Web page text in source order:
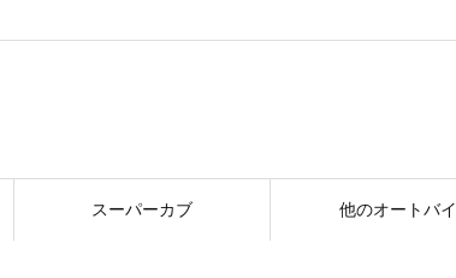
スーパーカブ 他のオートバイ